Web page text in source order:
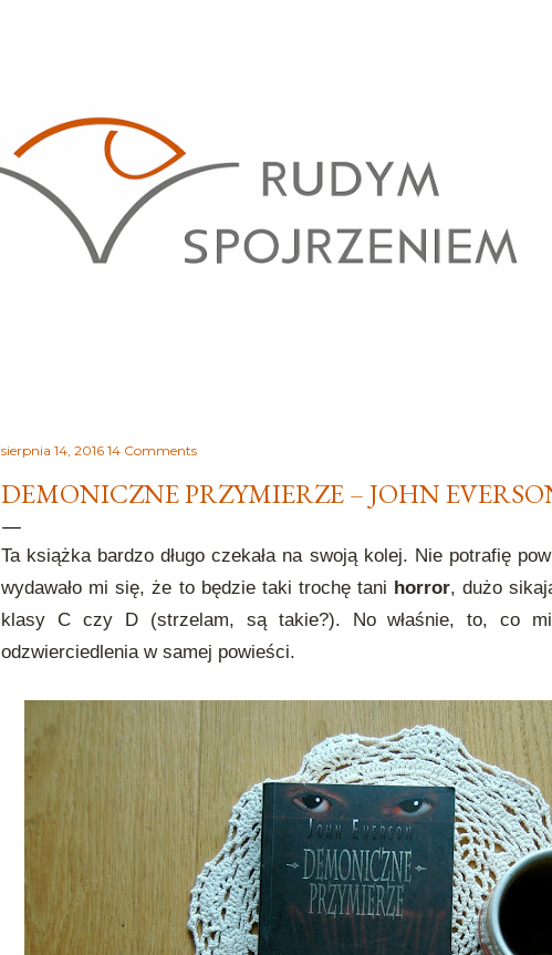
sierpnia 14, 2016 14 Comments
DEMONICZNE PRZYMIERZE – JOHN
Ta książka bardzo długo czekała na swoją kolej. Nie potrafię
wydawało mi się, że to będzie taki trochę tani horror, dużo
klasy C czy D (strzelam, są takie?). No właśnie, to, co
odzwierciedlenia w samej powieści.